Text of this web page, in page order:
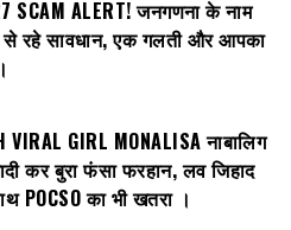
SCAM ALERT! जनगणना के नाम
से रहे सावधान, एक गलती और आपका
VIRAL GIRL MONALISA नाबालिग
कर बुरा फंसा फरहान, लव जिहाद
POCSO का भी खतरा ।